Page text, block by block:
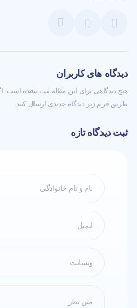
دیدگاه های کاربران
هیچ دیدگاهی برای این مقاله ثبت نشده است.
طریق فرم زیر دیدگاه جدیدی ارسال کنید.
ثبت دیدگاه تازه